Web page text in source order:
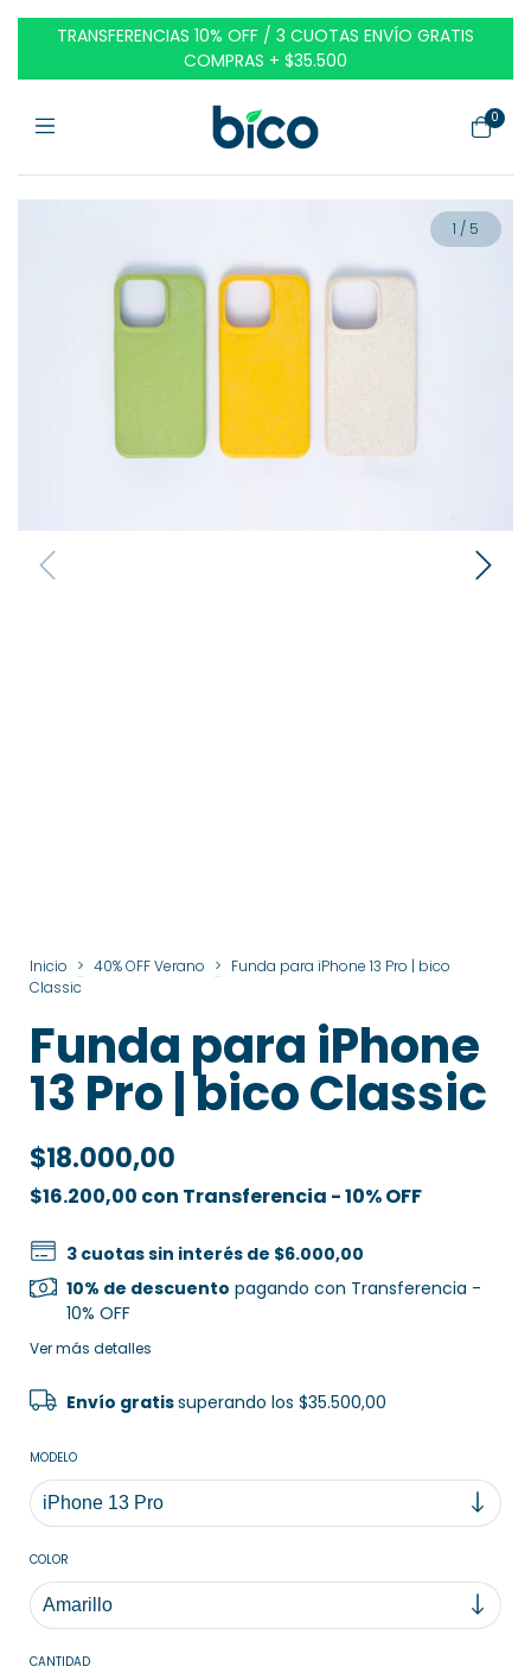
TRANSFERENCIAS 10% OFF / 3 CUOTAS ENVÍO GRATIS
COMPRAS + $35.500
0
1 / 5
Inicio > 40% OFF Verano > Funda para iPhone 13 Pro | bico
Classic
Funda para iPhone
13 Pro | bico Classic
$18.000,00
$16.200,00 con Transferencia - 10% OFF
3 cuotas sin interés de $6.000,00
10% de descuento pagando con Transferencia -
10% OFF
Ver más detalles
Envío gratissuperando los$35.500,00
MODELO
COLOR
CANTIDAD